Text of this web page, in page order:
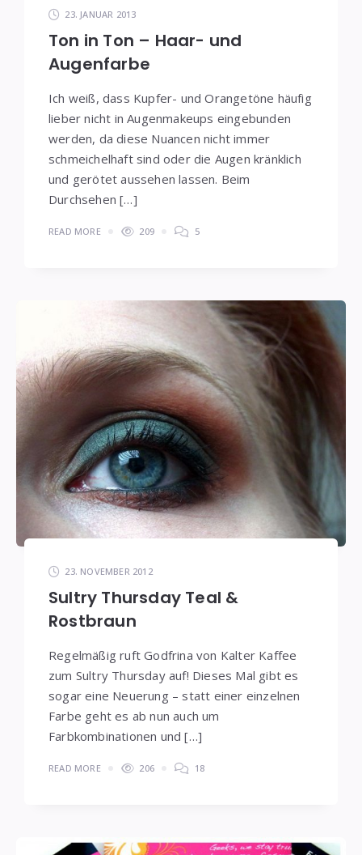
23. JANUAR 2013
Ton in Ton – Haar- und
Augenfarbe
Ich weiß, dass Kupfer- und Orangetöne häufig
lieber nicht in Augenmakeups eingebunden
werden, da diese Nuancen nicht immer
schmeichelhaft sind oder die Augen kränklich
und gerötet aussehen lassen. Beim
Durchsehen […]
READ MORE 209 5
23. NOVEMBER 2012
Sultry Thursday Teal &
Rostbraun
Regelmäßig ruft Godfrina von Kalter Kaffee
zum Sultry Thursday auf! Dieses Mal gibt es
sogar eine Neuerung – statt einer einzelnen
Farbe geht es ab nun auch um
Farbkombinationen und […]
READ MORE 206 18